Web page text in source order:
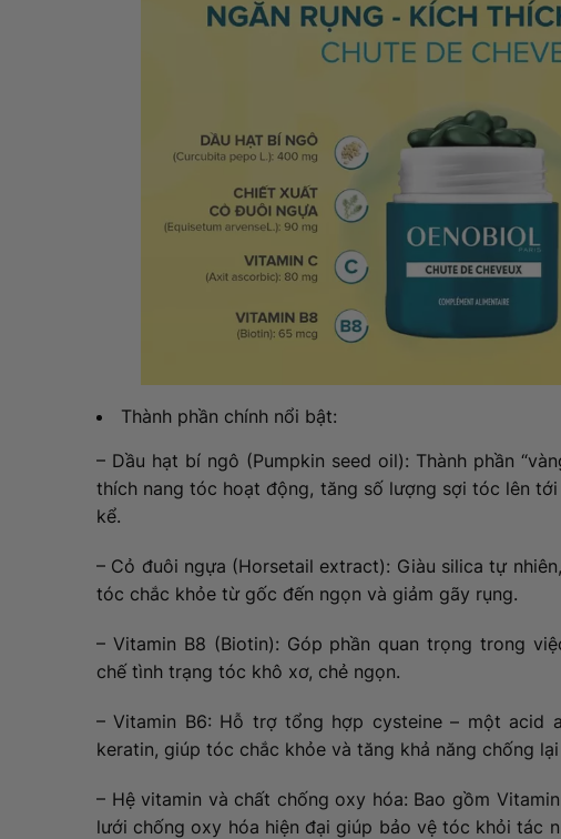
Thành phần chính nổi bật:
– Dầu hạt bí ngô (Pumpkin seed oil): Thành phần
thích nang tóc hoạt động, tăng số lượng sợi tóc lên
kể.
– Cỏ đuôi ngựa (Horsetail extract): Giàu silica tự
tóc chắc khỏe từ gốc đến ngọn và giảm gãy rụng.
– Vitamin B8 (Biotin): Góp phần quan trọng trong
chế tình trạng tóc khô xơ, chẻ ngọn.
– Vitamin B6: Hỗ trợ tổng hợp cysteine – một acid
keratin, giúp tóc chắc khỏe và tăng khả năng chống
– Hệ vitamin và chất chống oxy hóa: Bao gồm
lưới chống oxy hóa hiện đại giúp bảo vệ tóc khỏi tác